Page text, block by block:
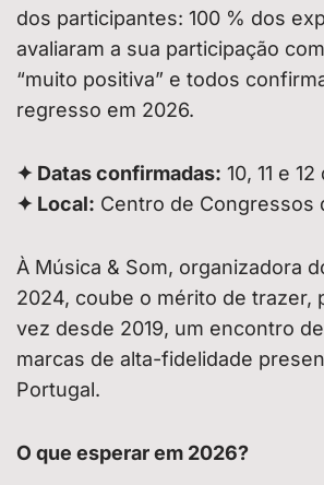
dos participantes: 100 % dos
avaliaram a sua participação
“muito positiva” e todos
regresso em 2026.
✦ Datas confirmadas: 10, 11 e
✦ Local: Centro de Congressos
À Música & Som, organizadora
2024, coube o mérito de trazer,
vez desde 2019, um encontro
marcas de alta-fidelidade
Portugal.
O que esperar em 2026?